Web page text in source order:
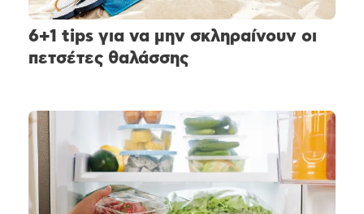
6+1 tips για να μην σκληραίνουν οι
πετσέτες θαλάσσης